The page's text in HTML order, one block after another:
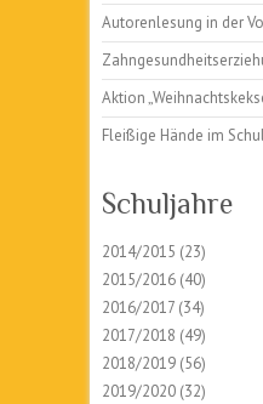
Autorenlesung in der
Aktion
Fleißige Hände im
Schuljahre
2014/2015 (23)
2015/2016 (40)
2016/2017 (34)
2017/2018 (49)
2018/2019 (56)
2019/2020 (32)